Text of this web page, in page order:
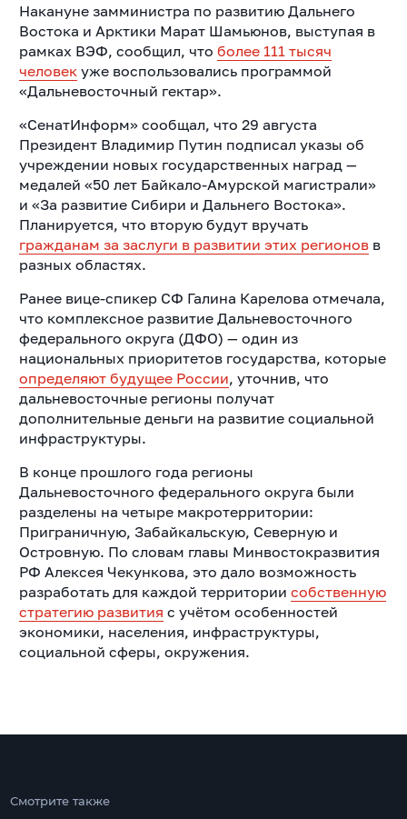
Накануне замминистра по развитию Дальнего
Востока и Арктики Марат Шамьюнов, выступая в
рамках ВЭФ, сообщил, что более 111 тысяч
человекуже воспользовались программой
«Дальневосточный гектар».
«СенатИнформ» сообщал, что 29 августа
Президент Владимир Путин подписал указы об
учреждении новых государственных наград —
медалей «50 лет Байкало-Амурской магистрали»
и «За развитие Сибири и Дальнего Востока».
Планируется, что вторую будут вручать
гражданам за заслуги в развитии этих регионовв
разных областях.
Ранее вице-спикер СФ Галина Карелова отмечала,
что комплексное развитие Дальневосточного
федерального округа (ДФО) — один из
национальных приоритетов государства, которые
определяют будущее России, уточнив, что
дальневосточные регионы получат
дополнительные деньги на развитие социальной
инфраструктуры.
В конце прошлого года регионы
Дальневосточного федерального округа были
разделены на четыре макротерритории:
Приграничную, Забайкальскую, Северную и
Островную. По словам главы Минвостокразвития
РФ Алексея Чекункова, это дало возможность
разработать для каждой территории собственную
стратегию развития с учётом особенностей
экономики, населения, инфраструктуры,
социальной сферы, окружения.
Смотрите также